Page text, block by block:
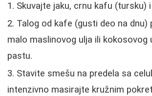
Skuvajte jaku, crnu kafu (tursku)
Talog od kafe (gusti deo na dnu)
malo maslinovog ulja ili kokosovog
pastu.
Stavite smešu na predela sa
intenzivno masirajte kružnim